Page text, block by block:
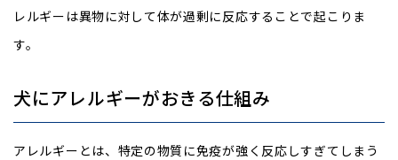
レルギーは異物に対して体が過剰に反応することで起こりま
す。
犬にアレルギーがおきる仕組み
アレルギーとは、特定の物質に免疫が強く反応しすぎてしまう